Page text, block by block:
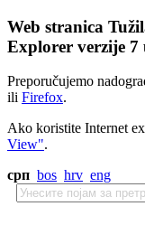
Web stranica
Explorer verzije 7
Preporučujemo
ili Firefox.
Ako koristite Internet
View".
срп bos hrv eng